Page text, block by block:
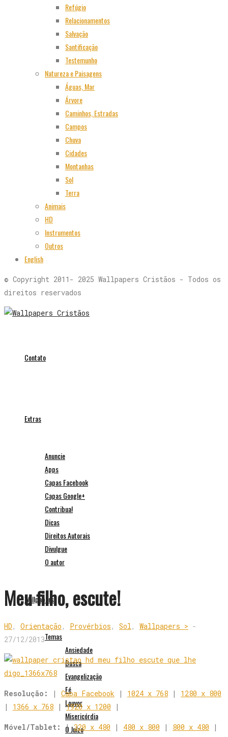
Refúgio
Relacionamentos
Salvação
Santificação
Testemunho
Natureza e Paisagens
Águas, Mar
Árvore
Caminhos, Estradas
Campos
Chuva
Cidades
Montanhas
Sol
Terra
Animais
HD
Instrumentos
Outros
English
© Copyright 2011- 2025 Wallpapers Cristãos - Todos os
direitos reservados
Contato
Extras
Anuncie
Apps
Capas Facebook
Capas Google+
Contribua!
Dicas
Direitos Autorais
Divulgue
O autor
Wallpapers
Temas
Ansiedade
Busca
Evangelização
Fé
Louvor
Misericórdia
O Juízo
Meu filho, escute!
HD , Orientação , Provérbios , Sol , Wallpapers > -
27/12/2013
Resolução: | Capa Facebook | 1024 x 768 | 1280 x 800
| 1366 x 768 |1920 x 1200 |
Móvel/Tablet: |320 x 480 | 480 x 800 | 800 x 480 |